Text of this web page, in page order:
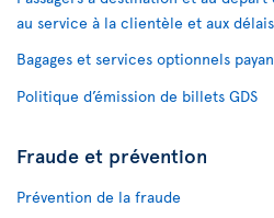
au service à la clientèle et aux
Bagages et services optionnels
Politique d’émission de billets GDS
Fraude et prévention
Prévention de la fraude